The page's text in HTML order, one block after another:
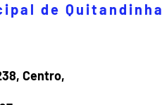
de Quitandinha
Centro,